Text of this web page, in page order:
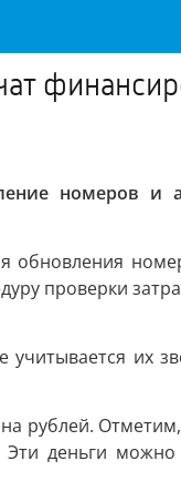
номеров и
обновления
проверки
их
рублей.
деньги